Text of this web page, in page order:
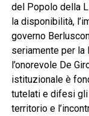
del Popolo della
la disponibilità,
governo
seriamente per la
l’onorevole De
istituzionale è
tutelati e difesi
territorio e